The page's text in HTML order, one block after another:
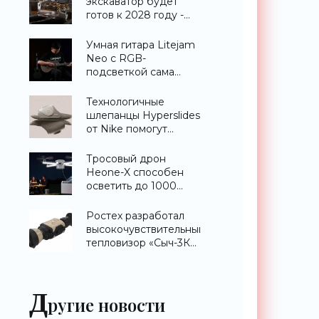
готов к 2028 году -
Умная гитара Litejam
Neo с RGB-
подсветкой сама
«Гаджеты»
Технологичные
шлепанцы Hyperslides
от Nike помогут
ноги после
тренировки -
«Гаджеты»
Тросовый дрон
Heone-X способен
осветить до 1000
земли -
«Беспилотники»
Ростех разработал
высокочувствительный
тепловизор «Сыч-3К»
Другие новости